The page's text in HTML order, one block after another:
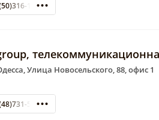
10-39
Улица Новосельского, 88, офис 1
55-44